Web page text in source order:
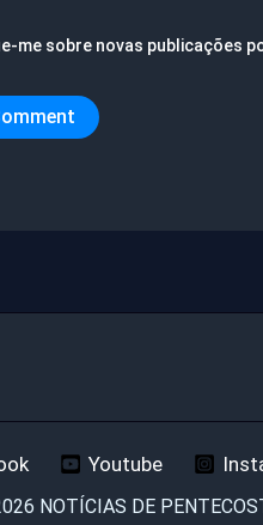
me sobre novas publicações
Youtube
NOTÍCIAS DE